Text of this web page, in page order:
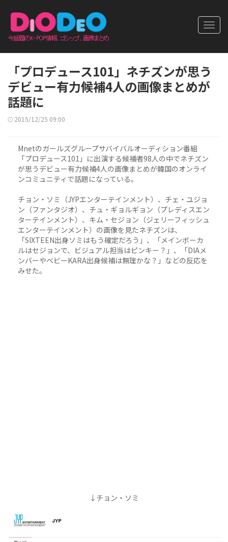
「プロデュース101」ネチズンが思う
デビュー有力候補4人の画像まとめが
話題に
2015/12/25 09:00
Mnetのガールズグループサバイバルオーディション番組
「プロデュース101」に出演する候補者98人の中でネチズン
が思うデビュー有力候補4人の画像まとめが韓国のオンライ
ンコミュニティで話題になっている。
チョン・ソミ（JYPエンターテインメント）、チェ・ユジョ
ン（ファンタジオ）、チュ・ギョルギョン（プレディスエン
ターテインメント）、キム・セジョン（ジェリーフィッシュ
エンターテインメント）の画像を見たネチズンは、
「SIXTEEN出身ソミはもう確定だろう」、「メインボーカ
ルはセジョンで、ビジュアル担当はピンキー？」、「DIAメ
ンバーやベビーKARA出身候補は無理かな？」などの反応を
みせた。
↓チョン・ソミ